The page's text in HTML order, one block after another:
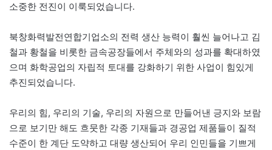
소중한 전진이 이룩되었습니다.
북창화력발전연합기업소의 전력 생산 능력이 훨씬 늘어나고 김
철과 황철을 비롯한 금속공장들에서 주체와의 성과를 확대하였
으며 화학공업의 자립적 토대를 강화하기 위한 사업이 힘있게
추진되었습니다.
우리의 힘, 우리의 기술, 우리의 자원으로 만들어낸 긍지와 보람
으로 보기만 해도 흐뭇한 각종 기재들과 경공업 제품들이 질적
수준이 한 계단 도약하고 대량 생산되어 우리 인민들을 기쁘게